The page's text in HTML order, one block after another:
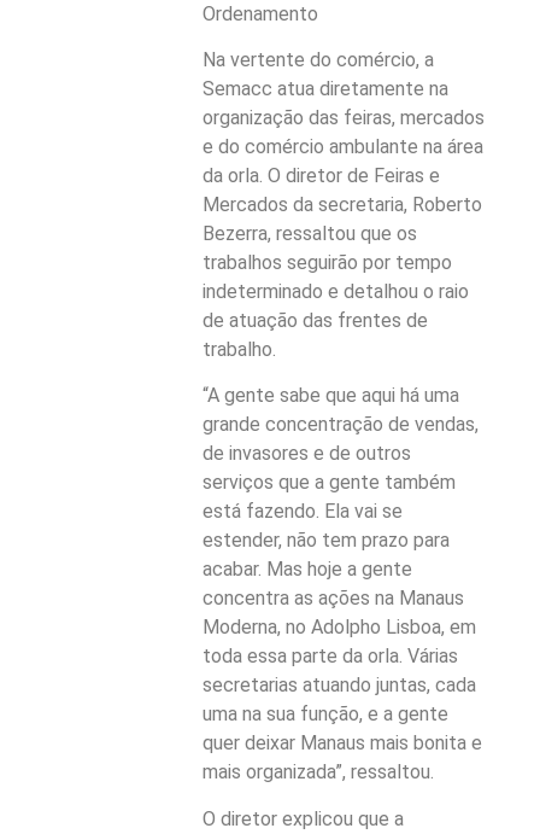
Ordenamento
Na vertente do comércio, a
Semacc atua diretamente na
organização das feiras, mercados
e do comércio ambulante na área
da orla. O diretor de Feiras e
Mercados da secretaria, Roberto
Bezerra, ressaltou que os
trabalhos seguirão por tempo
indeterminado e detalhou o raio
de atuação das frentes de
trabalho.
“A gente sabe que aqui há uma
grande concentração de vendas,
de invasores e de outros
serviços que a gente também
está fazendo. Ela vai se
estender, não tem prazo para
acabar. Mas hoje a gente
concentra as ações na Manaus
Moderna, no Adolpho Lisboa, em
toda essa parte da orla. Várias
secretarias atuando juntas, cada
uma na sua função, e a gente
quer deixar Manaus mais bonita e
mais organizada”, ressaltou.
O diretor explicou que a